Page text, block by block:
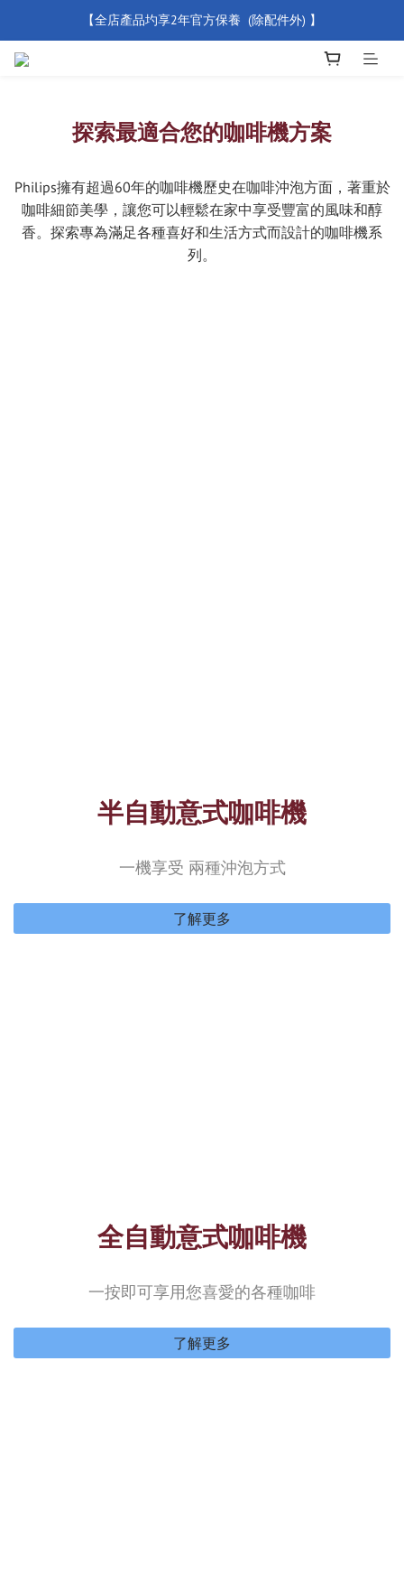
【買滿 $500 免運費】
【全店產品圴享2年官方保養  (除配件外) 】
探索最適合您的咖啡機方案
Philips擁有超過60年的咖啡機歷史在咖啡沖泡方面，著重於
咖啡細節美學，讓您可以輕鬆在家中享受豐富的風味和醇
香。探索專為滿足各種喜好和生活方式而設計的咖啡機系
列。
半自動意式咖啡機
一機享受 兩種沖泡方式
了解更多
全自動意式咖啡機
一按即可享用您喜愛的各種咖啡
了解更多